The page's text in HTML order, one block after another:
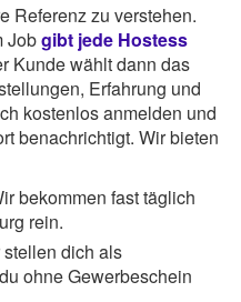
Referenz zu verstehen.
Jobgibt jede Hostess
Kunde wählt dann das
Erfahrung und
kostenlos anmelden und
benachrichtigt. Wir bieten
bekommen fast täglich
rein.
stellen dich als
ohne Gewerbeschein